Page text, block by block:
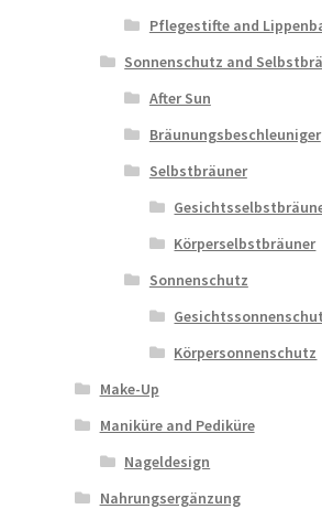
Pflegestifte and
Sonnenschutz and
After Sun
Bräunungsbeschleuniger
Selbstbräuner
Körperselbstbräuner
Sonnenschutz
Körpersonnenschutz
Make-Up
Maniküre and Pediküre
Nageldesign
Nahrungsergänzung